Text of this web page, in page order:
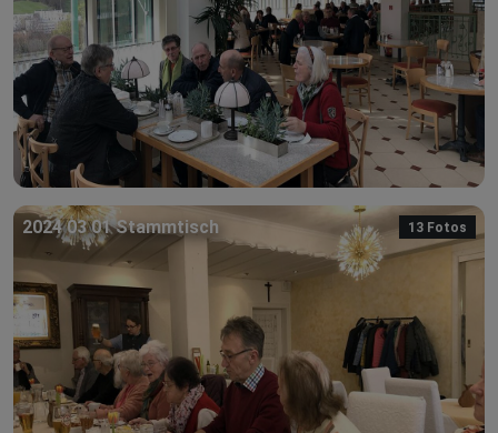
2024 03 01 Stammtisch 13 Fotos